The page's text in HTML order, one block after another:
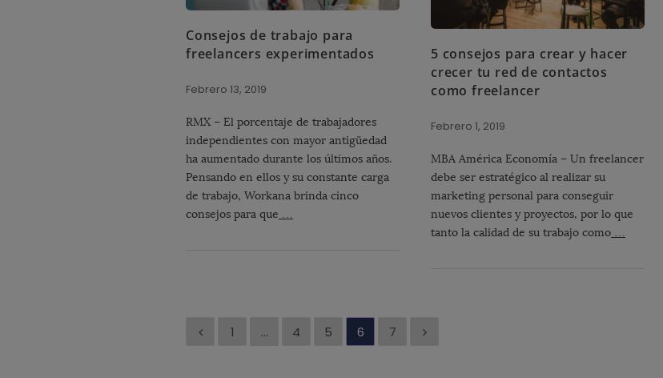
Consejos de trabajo para
freelancers experimentados
Febrero 13, 2019
RMX – El porcentaje de trabajadores
independientes con mayor antigüedad
ha aumentado durante los últimos años.
Pensando en ellos y su constante carga
de trabajo, Workana brinda cinco
consejos para que …
5 consejos para crear y hacer
crecer tu red de contactos
como freelancer
Febrero 1, 2019
MBA América Economía – Un freelancer
debe ser estratégico al realizar su
marketing personal para conseguir
nuevos clientes y proyectos, por lo que
tanto la calidad de su trabajo como …
1 … 4 5 6 7